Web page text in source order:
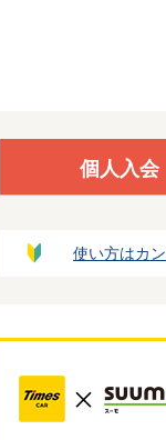
個人入会
使い方はカ